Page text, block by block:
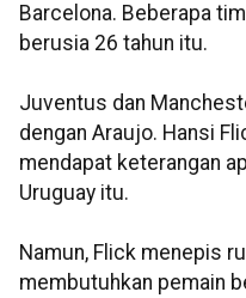
Barcelona. Beberapa
berusia 26 tahun itu.
Juventus dan
dengan Araujo. Hansi
mendapat keterangan
Uruguay itu.
Namun, Flick menepis
membutuhkan pemain